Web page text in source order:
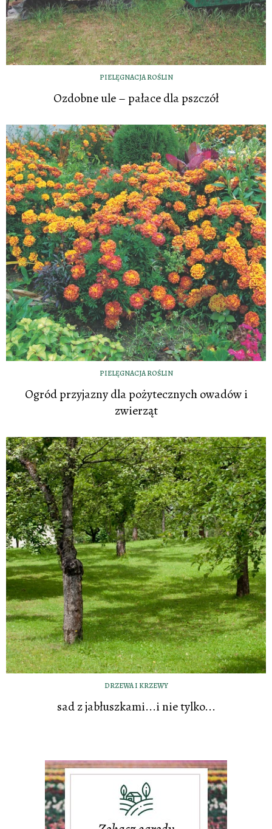
PIELĘGNACJA ROŚLIN
Ozdobne ule – pałace dla pszczół
PIELĘGNACJA ROŚLIN
Ogród przyjazny dla pożytecznych owadów i
zwierząt
DRZEWA I KRZEWY
sad z jabłuszkami...i nie tylko...